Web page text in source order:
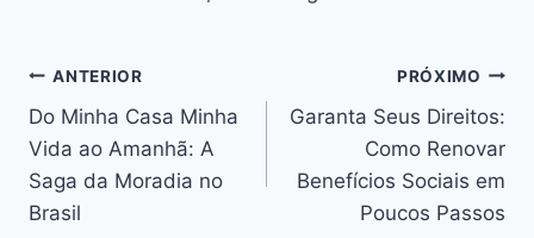
Navegação
de
Post
ANTERIOR
Do Minha Casa Minha
Vida ao Amanhã: A
Saga da Moradia no
Brasil
PRÓXIMO
Garanta Seus Direitos:
Como Renovar
Benefícios Sociais em
Poucos Passos